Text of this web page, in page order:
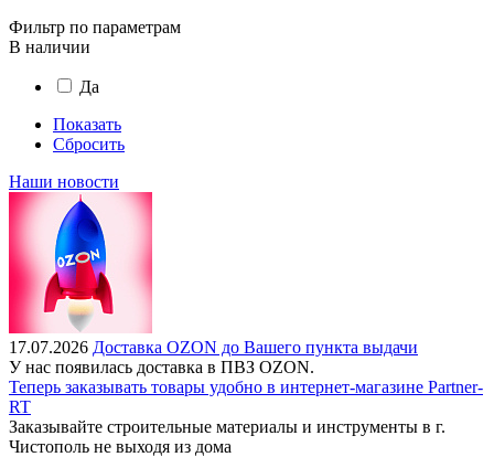
Фильтр по параметрам
В наличии
Да
Показать
Сбросить
Наши новости
17.07.2026 Доставка OZON до Вашего пункта выдачи
У нас появилась доставка в ПВЗ OZON.
Теперь заказывать товары удобно в интернет-магазине Partner-
RT
Заказывайте строительные материалы и инструменты в г.
Чистополь не выходя из дома